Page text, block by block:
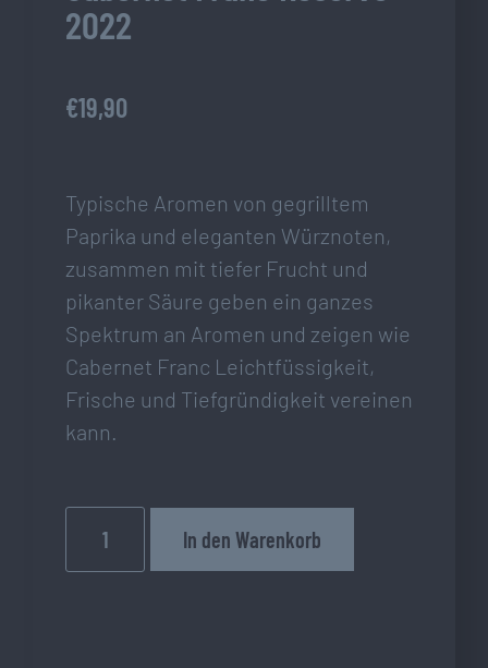
2022
€19,90
Typische Aromen von gegrilltem
Paprika und eleganten Würznoten,
zusammen mit tiefer Frucht und
pikanter Säure geben ein ganzes
Spektrum an Aromen und zeigen wie
Cabernet Franc Leichtfüssigkeit,
Frische und Tiefgründigkeit vereinen
kann.
In den Warenkorb